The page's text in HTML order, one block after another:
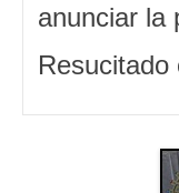
anunciar la
Resucitado